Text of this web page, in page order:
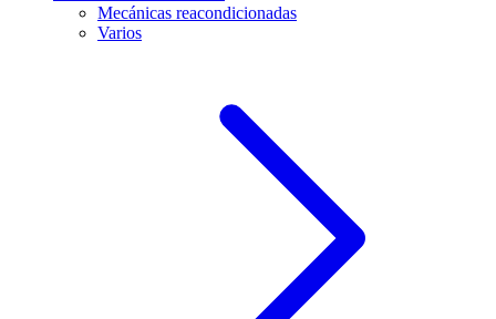
Mecánicas reacondicionadas
Varios